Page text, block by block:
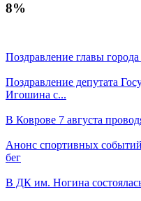
8%
Поздравление главы
Поздравление депутата
Игошина с...
В Коврове 7 августа
Анонс спортивных
бег
В ДК им. Ногина